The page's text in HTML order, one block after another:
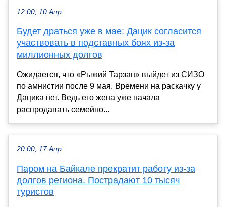
12:00, 10 Апр
Будет драться уже в мае: Дацик согласится
участвовать в подставных боях из-за
миллионных долгов
Ожидается, что «Рыжий Тарзан» выйдет из СИЗО
по амнистии после 9 мая. Времени на раскачку у
Дацика нет. Ведь его жена уже начала
распродавать семейно...
20:00, 17 Апр
Паром на Байкале прекратит работу из-за
долгов региона. Пострадают 10 тысяч
туристов